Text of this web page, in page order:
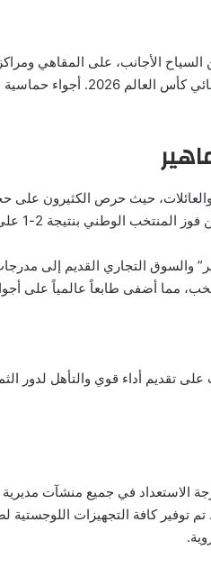
الأجانب، على المقاهي
المباراة المرتقبة بين منتخبي مصر والأرجنتين
حيث حرص الكثيرون على
الوطني بنتيجة 2-1 على رفاق ميسي.
والسوق التجاري القديم إلى
مما أضفى طابعاً عالمياً على
تقديم أداء قوي والتأهل لدور
الاستعداد في جميع منشآت مديرية
توفير كافة التجهيزات اللوجستية